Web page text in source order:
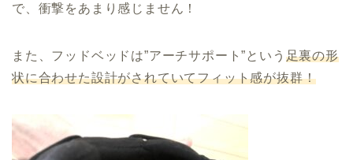
で、衝撃をあまり感じません！
また、フッドベッドは”アーチサポート”という 足裏の形
状に合わせた設計がされていてフィット感が抜群！